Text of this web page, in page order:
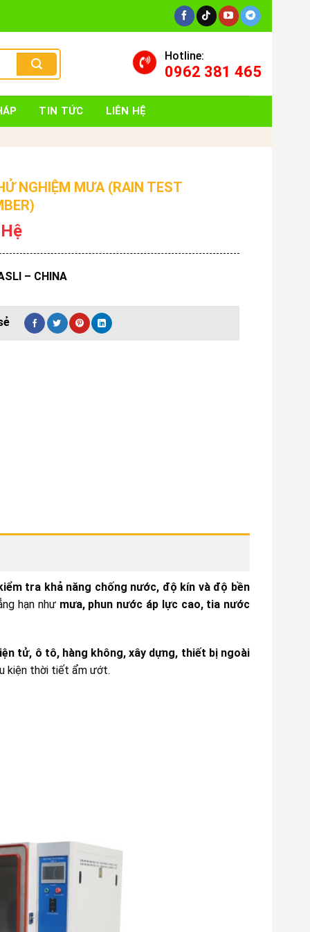
Hotline:
0962 381 465
TIN TỨC LIÊN HỆ
NGHIỆM MƯA (RAIN TEST
– CHINA
tra khả năng chống nước, độ kín và độ bền
hạn như mưa, phun nước áp lực cao, tia nước
tử, ô tô, hàng không, xây dựng, thiết bị ngoài
kiện thời tiết ẩm ướt.